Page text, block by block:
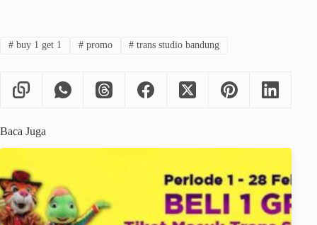
#buy 1 get 1 #promo # trans studio bandung
Baca Juga